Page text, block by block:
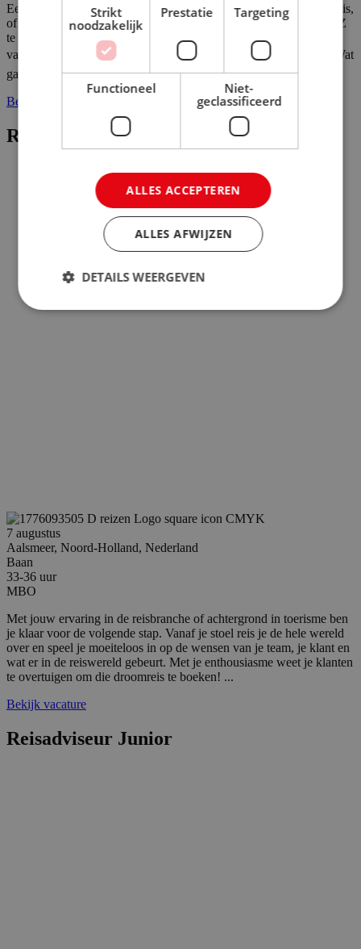
Een vakantie plannen is het leukste dat er is. Of het nu voor jezelf is,
of voor een ander: jij vindt het super om een mooie reis van A tot Z
te regelen. Door jouw kennis en ervaring leren onze
vakantiegangers de meest prachtige plekjes op aarde kennen! 🏝️Wat
ga je doen?Klantgericht werken: of het nu gaat om vragen ...
Bekijk vacature
Reisadviseur Junior
7 augustus
Aalsmeer, Noord-Holland, Nederland
Baan
33-36 uur
MBO
Met jouw ervaring in de reisbranche of achtergrond in toerisme ben
je klaar voor de volgende stap. Vanaf je stoel reis je de hele wereld
over en speel je moeiteloos in op de wensen van je team, je klant en
wat er in de reiswereld gebeurt. Met je enthousiasme weet je klanten
te overtuigen om die droomreis te boeken! ...
Bekijk vacature
Reisadviseur Junior
Strikt
noodzakelijk
Prestatie Targeting
Functioneel
Niet-
geclassificeerd
ALLES ACCEPTEREN
ALLES AFWIJZEN
DETAILS WEERGEVEN
www.reiswerk.nl
Google Privacy Policy